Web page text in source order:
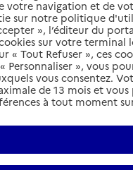
recherche aux favoris
votre navigation et de
sur notre politique
», l’éditeur du
sur votre terminal
« Tout Refuser », ces
Personnaliser », vous
vous consentez.
de 13 mois et
à tout moment